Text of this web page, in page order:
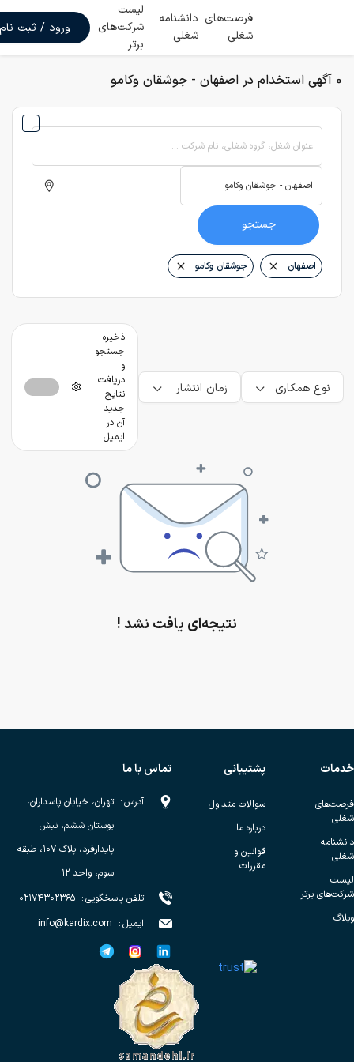
فرصت‌های
شغلی
دانشنامه
شغلی
لیست
شرکت‌های
برتر
ورود / ثبت نام
0 آگهی استخدام در اصفهان - جوشقان وکامو
عنوان شغل، گروه شغلی، نام شرکت ...
جستجو
اصفهان جوشقان وکامو
نوع همکاری زمان انتشار
ذخیره
جستجو
و
دریافت
نتایج
جدید
آن در
ایمیل
نتیجه‌ای یافت نشد !
خدمات
فرصت‌های
شغلی
دانشنامه
شغلی
لیست
شرکت‌های برتر
وبلاگ
پشتیبانی
سوالات متداول
درباره ما
قوانین و
مقررات
تماس با ما
آدرس: تهران، خیابان پاسداران،
بوستان ششم، نبش
پایدارفرد، پلاک ۱۰۷، طبقه
سوم، واحد ۱۲
تلفن پاسخگویی: ۰۲۱۷۴۳۰۲۳۶۵
ایمیل:
info@kardix.com